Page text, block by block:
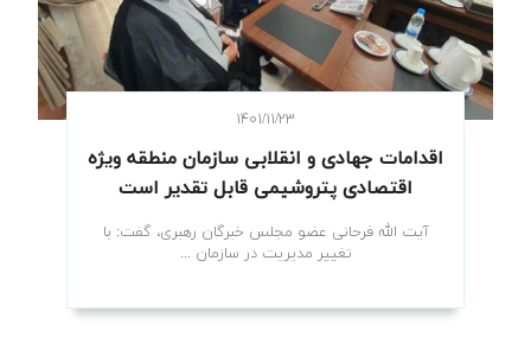
۱۴۰۱/۱۱/۲۳
اقدامات جهادی و انقلابی سازمان منطقه ویژه
اقتصادی پتروشیمی قابل تقدیر است
آیت الله فرحانی عضو مجلس خبرگان رهبری، گفت: با
تغییر مدیریت در سازمان ...